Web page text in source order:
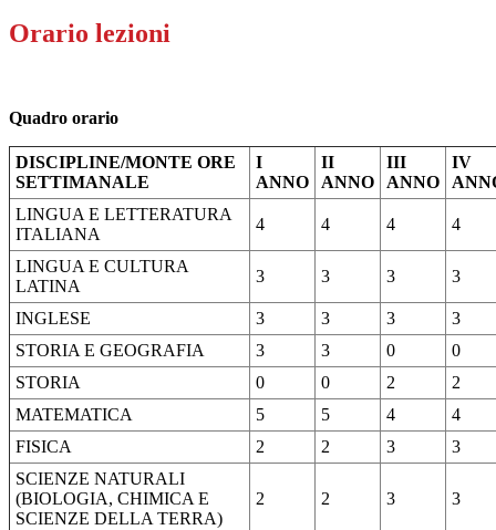
Orario lezioni
Quadro orario
DISCIPLINE/MONTE ORE
SETTIMANALE
I
ANNO
II
ANNO
III
ANNO
IV
LINGUA E LETTERATURA
ITALIANA
4 4 4 4
LINGUA E CULTURA
LATINA
3 3 3 3
INGLESE 3 3 3
3
STORIA E GEOGRAFIA
3 3 0
0
STORIA
0 0 2
2
MATEMATICA
5 5 4
4
FISICA
2 2 3
3
SCIENZE NATURALI
(BIOLOGIA, CHIMICA E
SCIENZE DELLA TERRA)
2 2 3 3